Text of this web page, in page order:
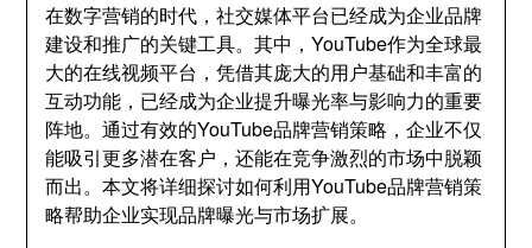
在数字营销的时代，社交媒体平台已经成为企业品牌
建设和推广的关键工具。其中，YouTube作为全球最
大的在线视频平台，凭借其庞大的用户基础和丰富的
互动功能，已经成为企业提升曝光率与影响力的重要
阵地。通过有效的YouTube品牌营销策略，企业不仅
能吸引更多潜在客户，还能在竞争激烈的市场中脱颖
而出。本文将详细探讨如何利用YouTube品牌营销策
略帮助企业实现品牌曝光与市场扩展。